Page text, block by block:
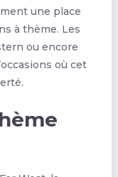
une place
à thème. Les
ou encore
où cet